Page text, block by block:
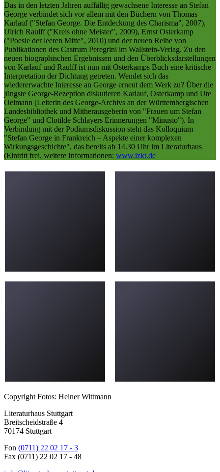
Das in den letzten Jahren auffällig gewachsene Interesse an Stefan
George verbindet sich vor allem mit den Büchern von Thomas
Karlauf ("Stefan George. Die Entdeckung des Charisma", 2007),
Ulrich Raulff ("Kreis ohne Meister", 2009), Ernst Osterkamp
("Poesie der leeren Mitte", 2010) und der neuen Reihe von
Publikationen des Castrum Peregrini im Wallstein-Verlag. Zu den
neuen biographischen Ergebnissen und den Überblicksdarstellungen
von Karlauf und Raulff ist nun mit Osterkamps Buch eine kritische
Interpretation der Dichtung getreten. Wendet sich das
wiedererwachte Interesse an George erneut dem Werk zu? Über die
jüngste George-Rezeption diskutieren Karlauf, Osterkamp und Ute
Oelmann (Leiterin des George-Archivs an der Württembergischen
Landesbibliothek und Mitherausgeberin von "Frauen um Stefan
George" und Clotilde Schlayers Erinnerungen "Minusio"). In
Verbindung mit der Podiumsdiskussion steht das Kolloquium
"Stefan George in Frankreich – Aspekte einer komplexen
Wirkungsgeschichte", das bereits ab 14.30 Uhr im Literaturhaus
(Eintritt frei, weitere Informationen: www.izkt.de
Copyright Fotos: Heiner Wittmann
Literaturhaus Stuttgart
Breitscheidstraße 4
70174 Stuttgart
Fon (0711) 22 02 17 - 3
Fax (0711) 22 02 17 - 48